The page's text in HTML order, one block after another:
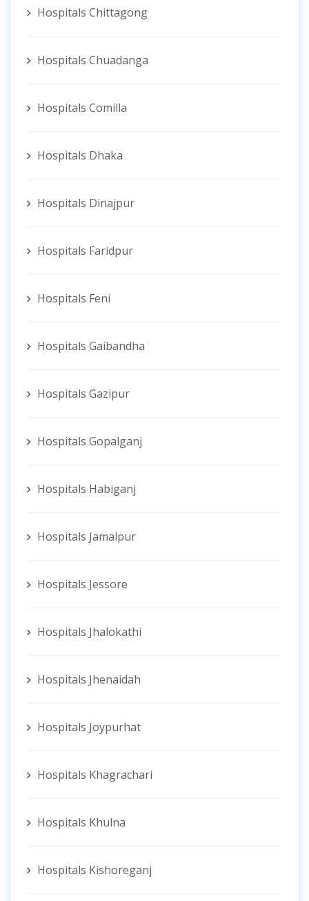
Hospitals Chittagong
Hospitals Chuadanga
Hospitals Comilla
Hospitals Dhaka
Hospitals Dinajpur
Hospitals Faridpur
Hospitals Feni
Hospitals Gaibandha
Hospitals Gazipur
Hospitals Gopalganj
Hospitals Habiganj
Hospitals Jamalpur
Hospitals Jessore
Hospitals Jhalokathi
Hospitals Jhenaidah
Hospitals Joypurhat
Hospitals Khagrachari
Hospitals Khulna
Hospitals Kishoreganj